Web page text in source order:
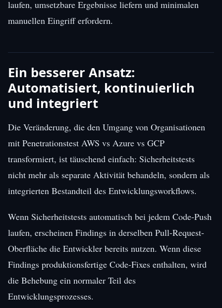
laufen, umsetzbare Ergebnisse liefern und minimalen
manuellen Eingriff erfordern.
Ein besserer Ansatz:
Automatisiert, kontinuierlich
und integriert
Die Veränderung, die den Umgang von Organisationen
mit Penetrationstest AWS vs Azure vs GCP
transformiert, ist täuschend einfach: Sicherheitstests
nicht mehr als separate Aktivität behandeln, sondern als
integrierten Bestandteil des Entwicklungsworkflows.
Wenn Sicherheitstests automatisch bei jedem Code-Push
laufen, erscheinen Findings in derselben Pull-Request-
Oberfläche die Entwickler bereits nutzen. Wenn diese
Findings produktionsfertige Code-Fixes enthalten, wird
die Behebung ein normaler Teil des
Entwicklungsprozesses.